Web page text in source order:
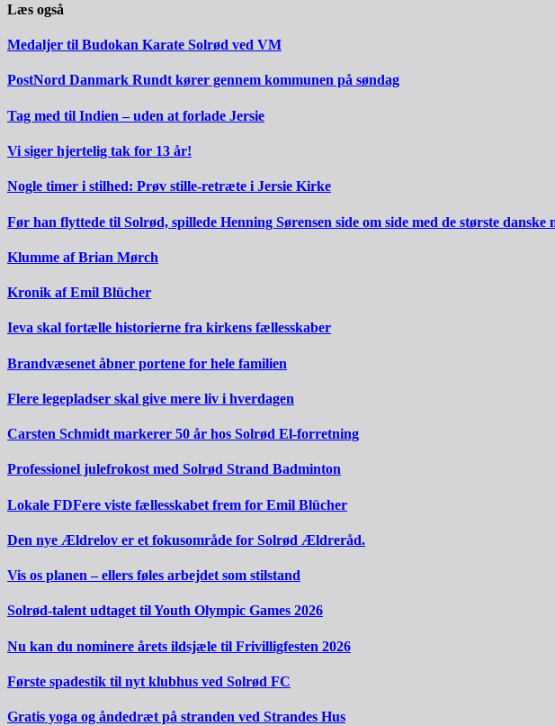
Læs også
Medaljer til Budokan Karate Solrød ved VM
PostNord Danmark Rundt kører gennem kommunen på søndag
Tag med til Indien – uden at forlade Jersie
Vi siger hjertelig tak for 13 år!
Nogle timer i stilhed: Prøv stille-retræte i Jersie Kirke
Før han flyttede til Solrød, spillede Henning Sørensen side om side med de største danske
Klumme af Brian Mørch
Kronik af Emil Blücher
Ieva skal fortælle historierne fra kirkens fællesskaber
Brandvæsenet åbner portene for hele familien
Flere legepladser skal give mere liv i hverdagen
Carsten Schmidt markerer 50 år hos Solrød El-forretning
Professionel julefrokost med Solrød Strand Badminton
Lokale FDFere viste fællesskabet frem for Emil Blücher
Den nye Ældrelov er et fokusområde for Solrød Ældreråd.
Vis os planen – ellers føles arbejdet som stilstand
Solrød-talent udtaget til Youth Olympic Games 2026
Nu kan du nominere årets ildsjæle til Frivilligfesten 2026
Første spadestik til nyt klubhus ved Solrød FC
Gratis yoga og åndedræt på stranden ved Strandes Hus